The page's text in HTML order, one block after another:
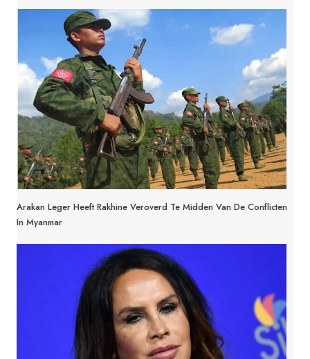
Arakan Leger Heeft Rakhine Veroverd Te Midden Van De Conflicten
In Myanmar